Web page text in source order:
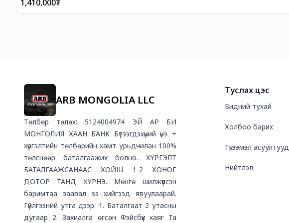
1,410,000₮
ARB MONGOLIA LLC
Төлбөр төлөх: 5124004974 ЭЙ АР БИ
МОНГОЛИЯ ХААН БАНК Бүтээгдэхүүний үнэ +
хүргэлтийн төлбөрийн хамт урьдчилан 100%
төлснөөр баталгаажих болно. ХҮРГЭЛТ
БАТАЛГААЖСАНААС ХОЙШ 1-2 ХОНОГ
ДОТОР ТАНД ХҮРНЭ. Мөнгө шилжүүлсэн
баримтаа заавал ss хийгээд явуулаарай.
Гүйлгээний утгa дээр: 1. Баталгаат 2 утасны
дугаар 2. Захиалга өгсөн Фэйсбүүк хаяг Та
Туслах цэс
Бидний тухай
Холбоо барих
Түгээмэл асуултууд
Нийтлэл